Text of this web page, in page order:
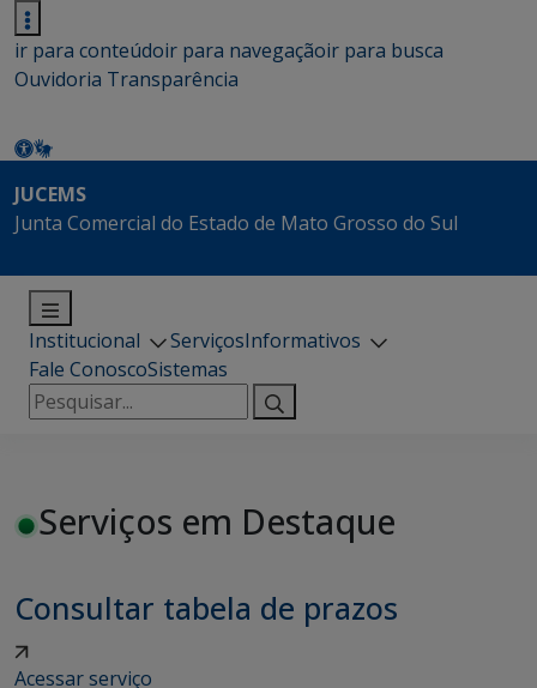
ir para conteúdoir para navegaçãoir para busca
Ouvidoria Transparência
JUCEMS
Junta Comercial do Estado de Mato Grosso do Sul
Institucional ServiçosInformativos
Fale ConoscoSistemas
Pesquisar
por:
Serviços em Destaque
Consultar tabela de prazos
Acessar serviço